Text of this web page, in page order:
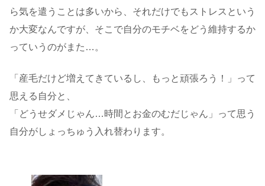
ら気を遣うことは多いから、それだけでもストレスという
か大変なんですが、そこで自分のモチベをどう維持するか
っていうのがまた…。
「産毛だけど増えてきているし、もっと頑張ろう！」って
思える自分と、
「どうせダメじゃん…時間とお金のむだじゃん」って思う
自分がしょっちゅう入れ替わります。